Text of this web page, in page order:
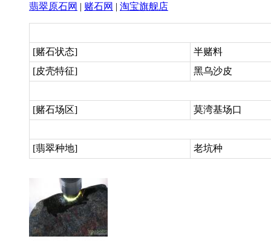
翡翠原石网 | 赌石网 | 淘宝旗舰店
[赌石状态]
半赌料
[皮壳特征]
黑乌沙皮
[赌石场区] 莫湾基场口
[翡翠种地] 老坑种